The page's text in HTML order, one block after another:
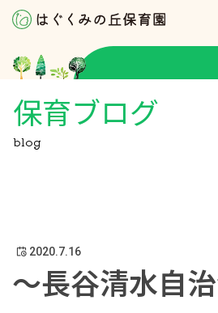
保育ブログ
blog
2020.7.16
～長谷清水自